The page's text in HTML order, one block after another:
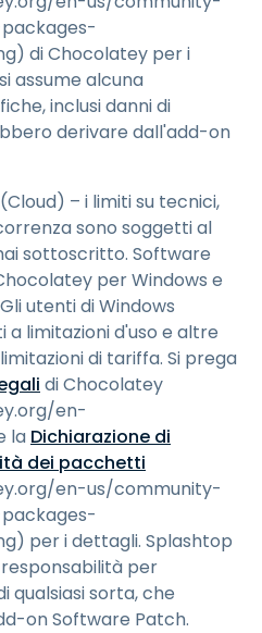
di Chocolatey per i
assume alcuna
inclusi danni di
derivare dall'add-on
– i limiti su tecnici,
sono soggetti al
sottoscritto. Software
per Windows e
utenti di Windows
a limitazioni d'uso e altre
di tariffa. Si prega
di Chocolatey
en-
la Dichiarazione di
dei pacchetti
en-us/community-
per i dettagli. Splashtop
per
qualsiasi sorta, che
on Software Patch.